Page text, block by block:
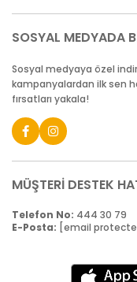
SOSYAL MEDYADA
Sosyal medyaya özel
kampanyalardan ilk sen
fırsatları yakala!
MÜŞTERİ DESTEK
Telefon No: 444 30 79
E-Posta: [email